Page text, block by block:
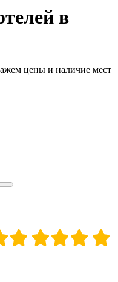
в
цены и наличие мест